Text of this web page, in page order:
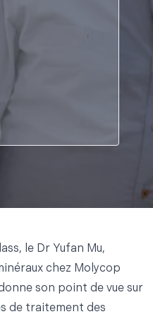
le Dr Yufan Mu,
chez Molycop
son point de vue sur
de traitement des